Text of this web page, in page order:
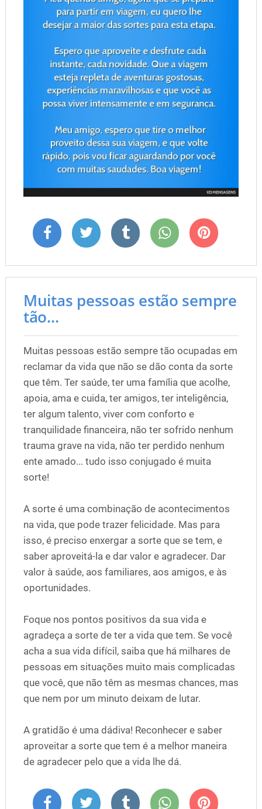
Muitas pessoas estão sempre
tão...
Muitas pessoas estão sempre tão ocupadas em
reclamar da vida que não se dão conta da sorte
que têm. Ter saúde, ter uma família que acolhe,
apoia, ama e cuida, ter amigos, ter inteligência,
ter algum talento, viver com conforto e
tranquilidade financeira, não ter sofrido nenhum
trauma grave na vida, não ter perdido nenhum
ente amado... tudo isso conjugado é muita
sorte!
A sorte é uma combinação de acontecimentos
na vida, que pode trazer felicidade. Mas para
isso, é preciso enxergar a sorte que se tem, e
saber aproveitá-la e dar valor e agradecer. Dar
valor à saúde, aos familiares, aos amigos, e às
oportunidades.
Foque nos pontos positivos da sua vida e
agradeça a sorte de ter a vida que tem. Se você
acha a sua vida difícil, saiba que há milhares de
pessoas em situações muito mais complicadas
que você, que não têm as mesmas chances, mas
que nem por um minuto deixam de lutar.
A gratidão é uma dádiva! Reconhecer e saber
aproveitar a sorte que tem é a melhor maneira
de agradecer pelo que a vida lhe dá.